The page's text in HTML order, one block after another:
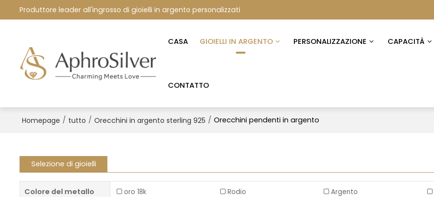
Produttore leader all'ingrosso di gioielli in argento personalizzati
CASA GIOIELLI IN ARGENTO PERSONALIZZAZIONE CAPACITÀ
CONTATTO
Homepage / tutto / Orecchini in argento sterling 925 / Orecchini pendenti in argento
Selezione di gioielli
Colore del metallo oro 18k Rodio Argento